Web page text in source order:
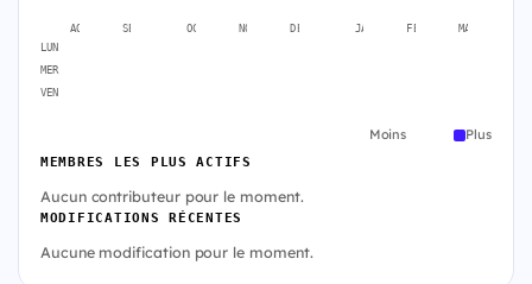
AOÛT SEPT. OCT. NOV. DÉC. JANV. FÉVR. MARS
LUN
MER
VEN
Moins Plus
MEMBRES LES PLUS ACTIFS
Aucun contributeur pour le moment.
MODIFICATIONS RÉCENTES
Aucune modification pour le moment.